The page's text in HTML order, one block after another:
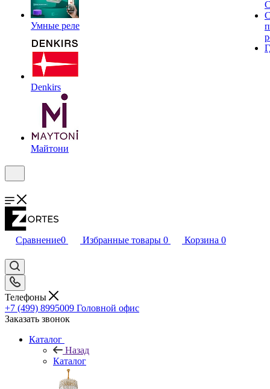
Умные реле
Denkirs
Майтони
Сравнение0 Избранные товары 0 Корзина 0
Телефоны
+7 (499) 8995009 Головной офис
Заказать звонок
Каталог
Назад
Каталог